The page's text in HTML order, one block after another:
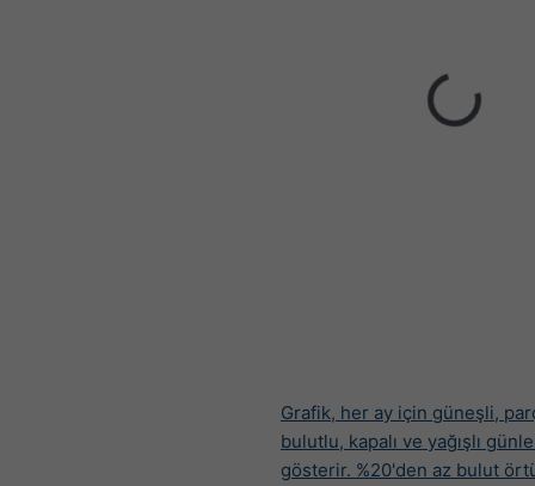
Grafik, her ay için güneşli,
bulutlu, kapalı ve yağışlı
gösterir. %20'den az bulut